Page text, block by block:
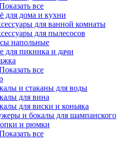
все
для дома и кухни
для ванной комнаты
для пылесосов
напольные
для пикника и дачи
все
и стаканы для воды
для вина
для виски и коньяка
и бокалы для шампанского
и рюмки
все